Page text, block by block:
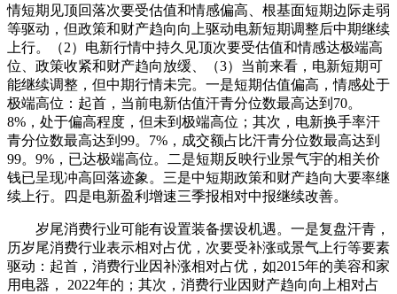
情短期见顶回落次要受估值和情感偏高、根基面短期边际走弱
等驱动，但政策和财产趋向向上驱动电新短期调整后中期继续
上行。（2）电新行情中持久见顶次要受估值和情感达极端高
位、政策收紧和财产趋向放缓、（3）当前来看，电新短期可
能继续调整，但中期行情未完。一是短期估值偏高，情感处于
极端高位：起首，当前电新估值汗青分位数最高达到70。
8%，处于偏高程度，但未到极端高位；其次，电新换手率汗
青分位数最高达到99。7%，成交额占比汗青分位数最高达到
99。9%，已达极端高位。二是短期反映行业景气宇的相关价
钱已呈现冲高回落迹象。三是中短期政策和财产趋向大要率继
续上行。四是电新盈利增速三季报相对中报继续改善。
岁尾消费行业可能有设置装备摆设机遇。一是复盘汗青，
历岁尾消费行业表示相对占优，次要受补涨或景气上行等要素
驱动：起首，消费行业因补涨相对占优，如2015年的美容和家
用电器， 2022年的；其次，消费行业因财产趋向向上相对占